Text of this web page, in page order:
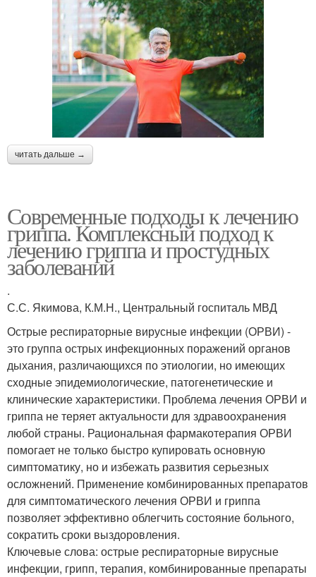
читать дальше →
Современные подходы к лечению
гриппа. Комплексный подход к
лечению гриппа и простудных
заболеваний
.
С.С. Якимова, К.М.Н., Центральный госпиталь МВД
Острые респираторные вирусные инфекции (ОРВИ) -
это группа острых инфекционных поражений органов
дыхания, различающихся по этиологии, но имеющих
сходные эпидемиологические, патогенетические и
клинические характеристики. Проблема лечения ОРВИ и
гриппа не теряет актуальности для здравоохранения
любой страны. Рациональная фармакотерапия ОРВИ
помогает не только быстро купировать основную
симптоматику, но и избежать развития серьезных
осложнений. Применение комбинированных препаратов
для симптоматического лечения ОРВИ и гриппа
позволяет эффективно облегчить состояние больного,
сократить сроки выздоровления.
Ключевые слова: острые респираторные вирусные
инфекции, грипп, терапия, комбинированные препараты